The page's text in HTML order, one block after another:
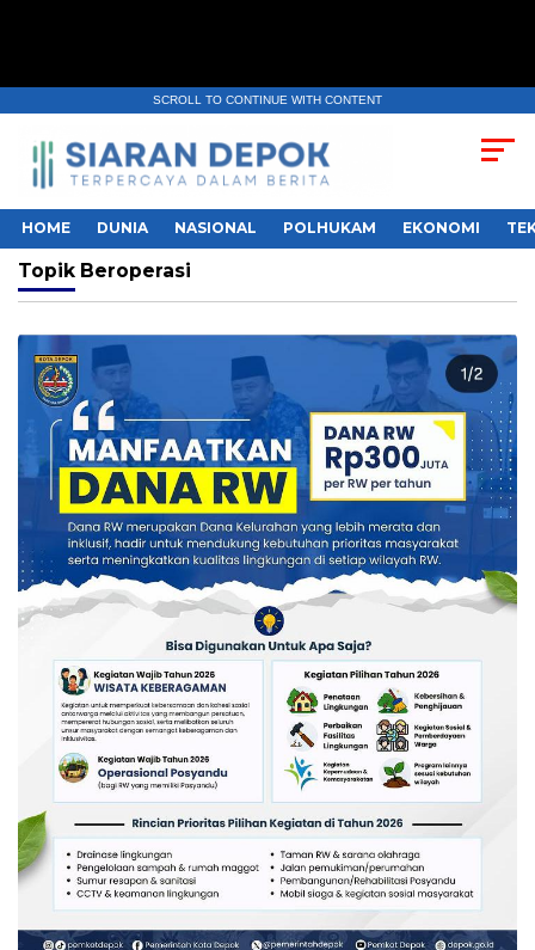
SCROLL TO CONTINUE WITH CONTENT
HOME DUNIA NASIONAL POLHUKAM EKONOMI
Topik Beroperasi